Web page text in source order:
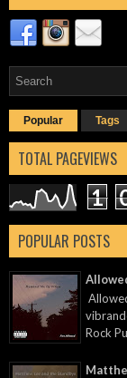
Popular Tags
TOTAL PAGEVIEWS
1
POPULAR POSTS
Rock